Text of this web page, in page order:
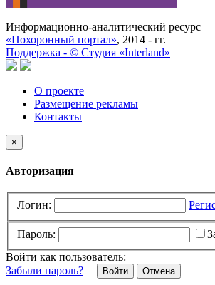
Информационно-аналитический ресурс
«Похоронный портал», 2014 - гг.
Поддержка - © Cтудия «Interland»
О проекте
Размещение рекламы
Контакты
×
Авторизация
Логин:
Пароль:
Войти как пользователь:
Забыли пароль?
Отмена